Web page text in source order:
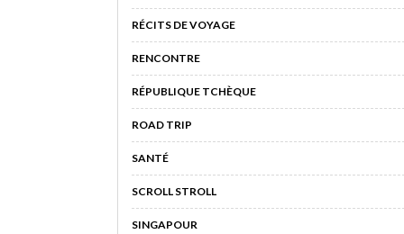
RÉCITS DE VOYAGE
RENCONTRE
RÉPUBLIQUE TCHÈQUE
ROAD TRIP
SANTÉ
SCROLL STROLL
SINGAPOUR